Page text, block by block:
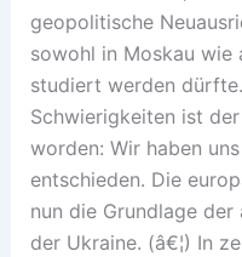
geopolitische
sowohl in Moskau wie
studiert werden
Schwierigkeiten ist
worden: Wir haben
entschieden. Die
nun die Grundlage
der Ukraine. (â€¦) In